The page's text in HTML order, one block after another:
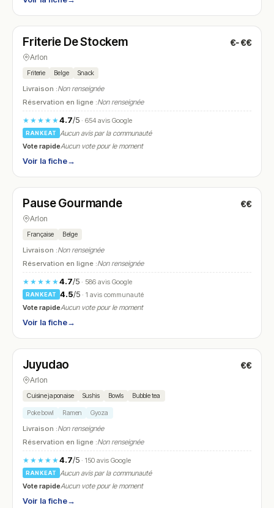
N° 10
Friterie De Stockem €-€€
Arlon
Friterie Belge Snack
Livraison :Non renseignée
Réservation en ligne :Non renseignée
★★★★★4.7/5· 654 avis Google
RANKEAT
Aucun avis par la communauté
Vote rapideAucun vote pour le moment
Voir la fiche→
N° 11
Pause Gourmande €€
Arlon
Française Belge
Livraison :Non renseignée
Réservation en ligne :Non renseignée
★★★★★4.7/5· 586 avis Google
RANKEAT 4.5/5 · 1 avis communauté
Vote rapideAucun vote pour le moment
Voir la fiche→
N° 12
Juyudao €€
Arlon
Cuisine japonaise Sushis Bowls Bubble tea
Poke bowl Ramen Gyoza
Livraison :Non renseignée
Réservation en ligne :Non renseignée
★★★★★4.7/5· 150 avis Google
RANKEAT
Aucun avis par la communauté
Vote rapideAucun vote pour le moment
Voir la fiche→